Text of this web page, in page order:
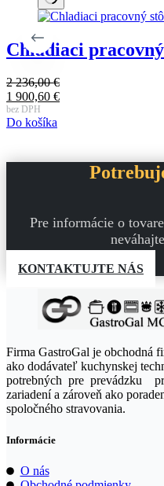
Chladiaci
2 236,00€
Pôvodná
cena
bola:
1 900,60 €
Aktuálna
cena
900,60 €.
bez DPH
Do košíka
Pre informácie o
KONTAKTUJTE NÁS
Firma GastroGal je obchodná
ako dodávateľ kuchynskej
potrebných pre prevádzku
zariadení a zároveň ako
spoločného stravovania.
Informácie
O nás